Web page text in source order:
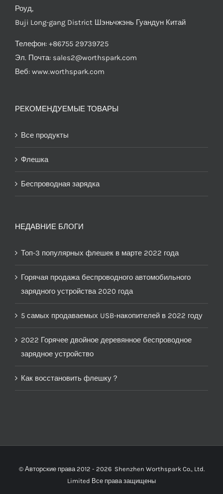
Роуд,
Buji Long-gang District Шэньчжэнь Гуандун Китай
Телефон: +86755 29739725
Эл. Почта: sales2@worthspark.com
Веб: www.worthspark.com
РЕКОМЕНДУЕМЫЕ ТОВАРЫ
Все продукты
Флешка
Беспроводная зарядка
НЕДАВНИЕ БЛОГИ
Топ-3 популярных флешек в марте 2022 года
Горячая продажа беспроводного автомобильного
зарядного устройства 2020 года
5 самых продаваемых USB-накопителей в 2022 году
2022 Горячее двойное деревянное беспроводное
зарядное устройство
Как восстановить флешку？
© Авторские права 2012 - 2026Shenzhen Worthspark Co., Ltd.
Limited Все права защищены